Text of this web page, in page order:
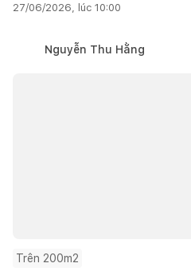
27/06/2026, lúc 10:00
Nguyễn Thu Hằng
Trên 200m2